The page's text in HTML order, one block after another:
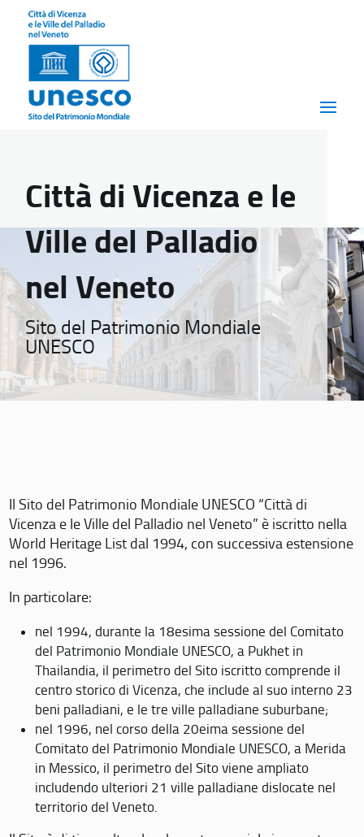
Città di Vicenza e le
Ville del Palladio
nel Veneto
Sito del Patrimonio Mondiale
UNESCO
Il Sito del Patrimonio Mondiale UNESCO “Città di
Vicenza e le Ville del Palladio nel Veneto” è iscritto nella
World Heritage List dal 1994, con successiva estensione
nel 1996.
In particolare:
nel 1994, durante la 18esima sessione del Comitato
del Patrimonio Mondiale UNESCO, a Pukhet in
Thailandia, il perimetro del Sito iscritto comprende il
centro storico di Vicenza, che include al suo interno 23
beni palladiani, e le tre ville palladiane suburbane;
nel 1996, nel corso della 20eima sessione del
Comitato del Patrimonio Mondiale UNESCO, a Merida
in Messico, il perimetro del Sito viene ampliato
includendo ulteriori 21 ville palladiane dislocate nel
territorio del Veneto.